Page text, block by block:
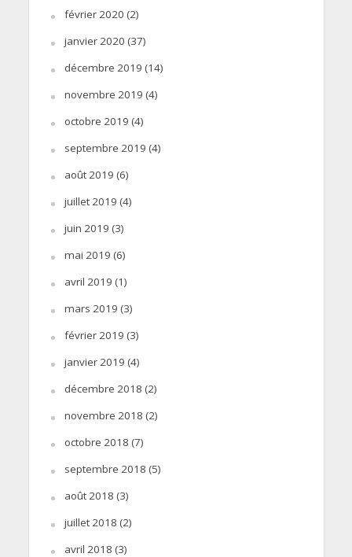
février 2020 (2)
janvier 2020 (37)
décembre 2019 (14)
novembre 2019 (4)
octobre 2019 (4)
septembre 2019 (4)
août 2019 (6)
juillet 2019 (4)
juin 2019 (3)
mai 2019 (6)
avril 2019 (1)
mars 2019 (3)
février 2019 (3)
janvier 2019 (4)
décembre 2018 (2)
novembre 2018 (2)
octobre 2018 (7)
septembre 2018 (5)
août 2018 (3)
juillet 2018 (2)
avril 2018 (3)